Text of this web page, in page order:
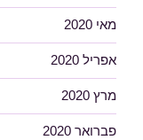
מאי 2020
אפריל 2020
מרץ 2020
פברואר 2020